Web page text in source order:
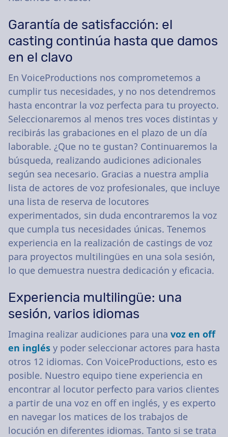
Garantía de satisfacción: el
casting continúa hasta que damos
en el clavo
En VoiceProductions nos comprometemos a
cumplir tus necesidades, y no nos detendremos
hasta encontrar la voz perfecta para tu proyecto.
Seleccionaremos al menos tres voces distintas y
recibirás las grabaciones en el plazo de un día
laborable. ¿Que no te gustan? Continuaremos la
búsqueda, realizando audiciones adicionales
según sea necesario. Gracias a nuestra amplia
lista de actores de voz profesionales, que incluye
una lista de reserva de locutores
experimentados, sin duda encontraremos la voz
que cumpla tus necesidades únicas. Tenemos
experiencia en la realización de castings de voz
para proyectos multilingües en una sola sesión,
lo que demuestra nuestra dedicación y eficacia.
Experiencia multilingüe: una
sesión, varios idiomas
Imagina realizar audiciones para una voz en off
en inglés y poder seleccionar actores para hasta
otros 12 idiomas. Con VoiceProductions, esto es
posible. Nuestro equipo tiene experiencia en
encontrar al locutor perfecto para varios clientes
a partir de una voz en off en inglés, y es experto
en navegar los matices de los trabajos de
locución en diferentes idiomas. Tanto si se trata